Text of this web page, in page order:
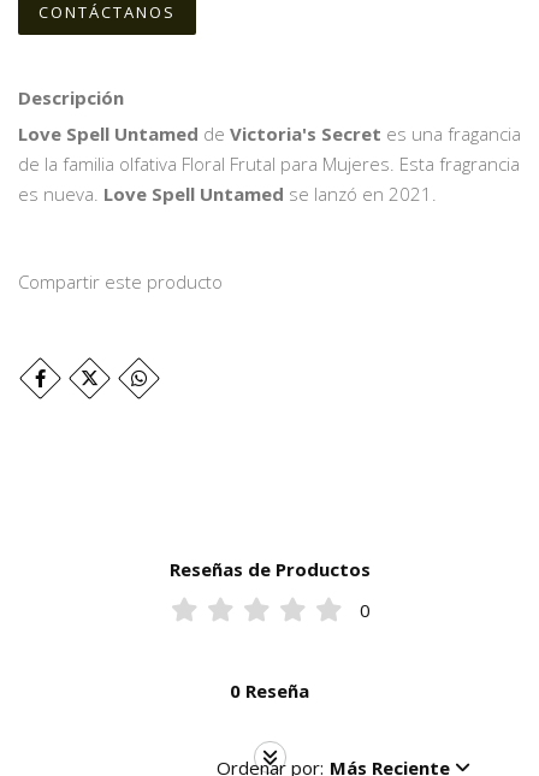
CONTÁCTANOS
Descripción
Love Spell Untamed de Victoria's Secret es una fragancia
de la familia olfativa Floral Frutal para Mujeres. Esta fragrancia
es nueva. Love Spell Untamed se lanzó en 2021.
Compartir este producto
Reseñas de Productos
0
0 Reseña
Ordenar por: Más Reciente